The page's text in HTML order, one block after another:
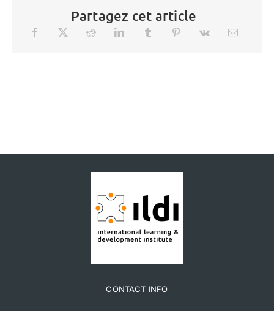
Partagez cet article
CONTACT INFO